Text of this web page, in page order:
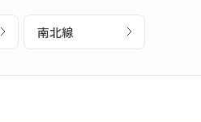
南北線